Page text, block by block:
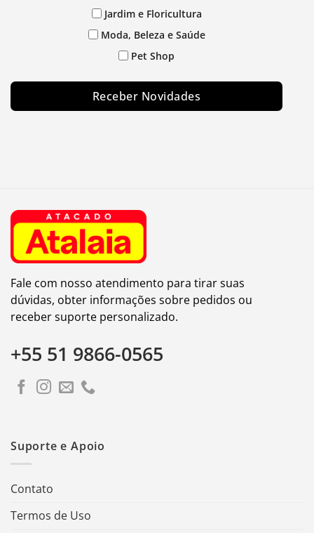
Jardim e Floricultura
Moda, Beleza e Saúde
Pet Shop
Receber Novidades
Fale com nosso atendimento para tirar suas
dúvidas, obter informações sobre pedidos ou
receber suporte personalizado.
+55 51 9866-0565
Suporte e Apoio
Contato
Termos de Uso